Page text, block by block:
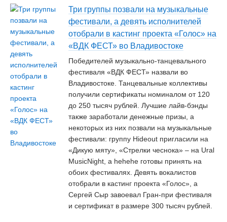
Три группы позвали на музыкальные
фестивали, а девять исполнителей
отобрали в кастинг проекта «Голос» на
«ВДК ФЕСТ» во Владивостоке
Победителей музыкально-танцевального
фестиваля «ВДК ФЕСТ» назвали во
Владивостоке. Танцевальные коллективы
получили сертификаты номиналом от 120
до 250 тысяч рублей. Лучшие лайв-бэнды
также заработали денежные призы, а
некоторых из них позвали на музыкальные
фестивали: группу Hideout пригласили на
«Дикую мяту», «Стрелки чеснока» – на Ural
MusicNight, а hеhеhе готовы принять на
обоих фестивалях. Девять вокалистов
отобрали в кастинг проекта «Голос», а
Сергей Сыр завоевал Гран-при фестиваля
и сертификат в размере 300 тысяч рублей.